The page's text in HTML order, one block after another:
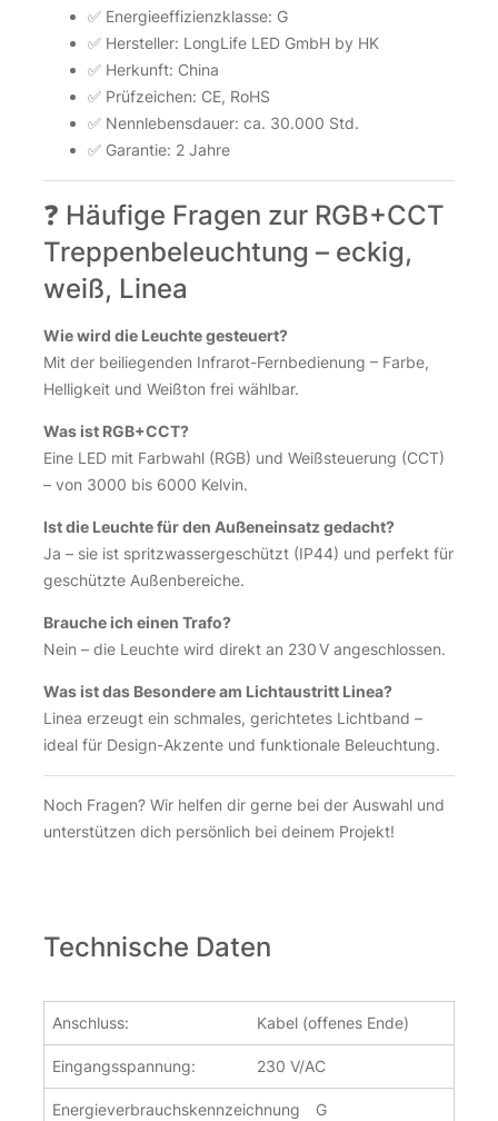
✅ Energieeffizienzklasse: G
✅ Hersteller: LongLife LED GmbH by HK
✅ Herkunft: China
✅ Prüfzeichen: CE, RoHS
✅ Nennlebensdauer: ca. 30.000 Std.
✅ Garantie: 2 Jahre
❓ Häufige Fragen zur RGB+CCT
Treppenbeleuchtung – eckig,
weiß, Linea
Wie wird die Leuchte gesteuert?
Mit der beiliegenden Infrarot-Fernbedienung – Farbe,
Helligkeit und Weißton frei wählbar.
Was ist RGB+CCT?
Eine LED mit Farbwahl (RGB) und Weißsteuerung (CCT)
– von 3000 bis 6000 Kelvin.
Ist die Leuchte für den Außeneinsatz gedacht?
Ja – sie ist spritzwassergeschützt (IP44) und perfekt für
geschützte Außenbereiche.
Brauche ich einen Trafo?
Nein – die Leuchte wird direkt an 230 V angeschlossen.
Was ist das Besondere am Lichtaustritt Linea?
Linea erzeugt ein schmales, gerichtetes Lichtband –
ideal für Design-Akzente und funktionale Beleuchtung.
Noch Fragen? Wir helfen dir gerne bei der Auswahl und
unterstützen dich persönlich bei deinem Projekt!
Technische Daten
Anschluss: Kabel (offenes Ende)
Eingangsspannung: 230 V/AC
Energieverbrauchskennzeichnung
G